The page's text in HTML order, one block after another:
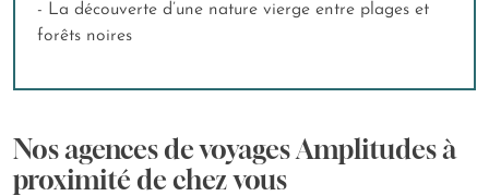
- La découverte d’une nature vierge entre plages et
forêts noires
Nos agences de voyages Amplitudes à
proximité de chez vous